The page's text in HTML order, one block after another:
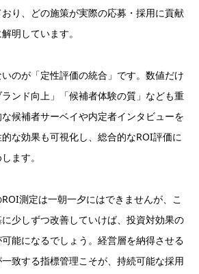
り、どの施策が実際の応募・採用に貢献
明しています。
のが「定性評価の統合」です。数値だけ
ンド向上」「候補者体験の質」なども重
候補者サーベイや内定者インタビューを
な効果も可視化し、総合的なROI評価に
ます。
測定は一朝一夕にはできませんが、こ
少しずつ改善していけば、投資対効果の
能になるでしょう。経営層を納得させる
致する指標管理こそが、持続可能な採用